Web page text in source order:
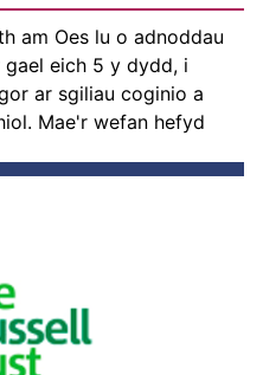
am Oes lu o adnoddau
eich 5 y dydd, i
ar sgiliau coginio a
Mae'r wefan hefyd